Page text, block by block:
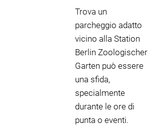
Trova un
parcheggio adatto
vicino alla Station
Berlin Zoologischer
Garten può essere
una sfida,
specialmente
durante le ore di
punta o eventi.